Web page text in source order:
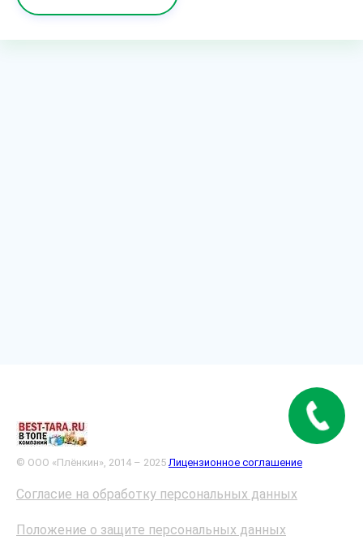
© ООО «Плёнкин», 2014 – 2025 Лицензионное соглашение
Согласие на обработку персональных данных
Положение о защите персональных данных